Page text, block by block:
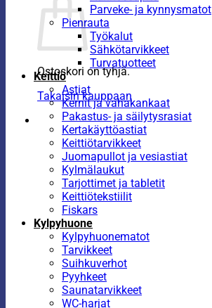
Ostoskori on tyhjä.
Takaisin kauppaan
Parveke- ja kynnysmatot
Pienrauta
Työkalut
Sähkötarvikkeet
Turvatuotteet
Keittiö
Astiat
Kernit ja vahakankaat
Pakastus- ja säilytysrasiat
Kertakäyttöastiat
Keittiötarvikkeet
Juomapullot ja vesiastiat
Kylmälaukut
Tarjottimet ja tabletit
Keittiötekstiilit
Fiskars
Kylpyhuone
Kylpyhuonematot
Tarvikkeet
Suihkuverhot
Pyyhkeet
Saunatarvikkeet
WC-harjat